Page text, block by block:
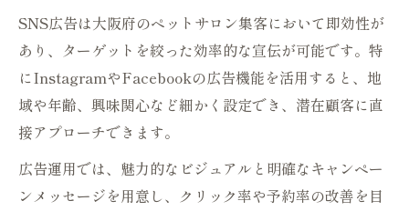
SNS広告は大阪府のペットサロン集客において即効性が
あり、ターゲットを絞った効率的な宣伝が可能です。特
にInstagramやFacebookの広告機能を活用すると、地
域や年齢、興味関心など細かく設定でき、潜在顧客に直
接アプローチできます。
広告運用では、魅力的なビジュアルと明確なキャンペー
ンメッセージを用意し、クリック率や予約率の改善を目